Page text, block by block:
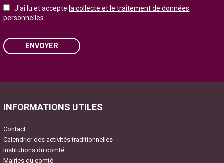
J'ai lu et accepte la collecte et le traitement de données
personnelles.
ENVOYER
INFORMATIONS UTILES
Contact
Calendrier des activités traditionnelles
Institutions du comté
Mairies du comté